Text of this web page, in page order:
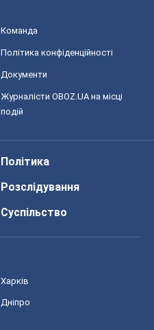
Команда
Політика конфіденційності
Документи
Журналісти OBOZ.UA на місці
подій
Політика
Розслідування
Суспільство
Харків
Дніпро